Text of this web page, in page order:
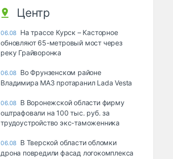
Центр
06.08 На трассе Курск – Касторное
обновляют 65-метровый мост через
реку Грайворонка
06.08 Во Фрунзенском районе
Владимира МАЗ протаранил Lada Vesta
06.08 В Воронежской области фирму
оштрафовали на 100 тыс. руб. за
трудоустройство экс-таможенника
06.08 В Тверской области обломки
дрона повредили фасад логокомплекса